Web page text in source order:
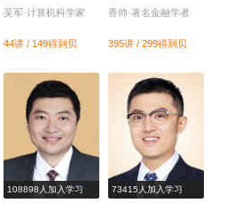
吴军·计算机科学家
44讲 / 149得到贝
香帅·著名金融学者
395讲 / 299得到贝
108898人加入学习 73415人加入学习